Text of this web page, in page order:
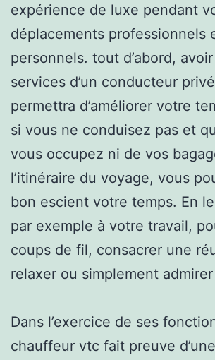
expérience de luxe pendant
déplacements professionnels
personnels. tout d’abord,
services d’un conducteur
permettra d’améliorer votre
si vous ne conduisez pas et
vous occupez ni de vos
l’itinéraire du voyage, vous
bon escient votre temps. En
par exemple à votre travail,
coups de fil, consacrer une
relaxer ou simplement
Dans l’exercice de ses
chauffeur vtc fait preuve